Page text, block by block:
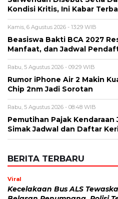
Komentar*
Nama*
Simpan nama, email, dan